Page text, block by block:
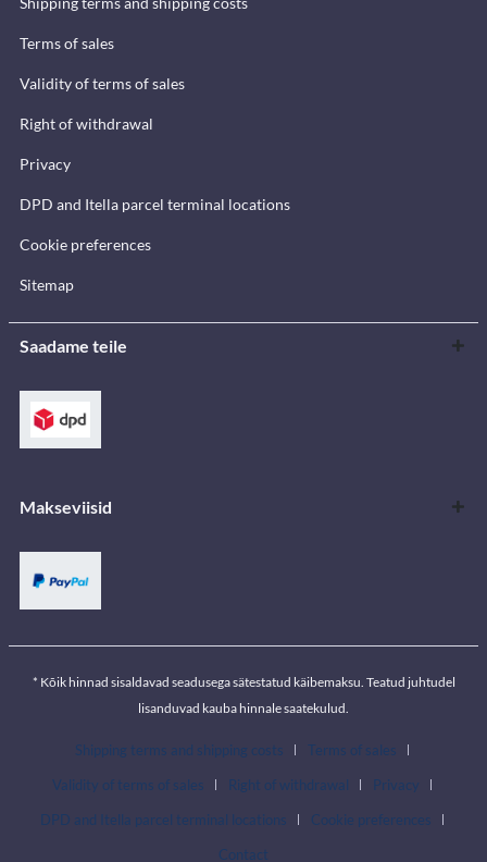
Terms of sales
Validity of terms of sales
Right of withdrawal
Privacy
DPD and Itella parcel terminal locations
Cookie preferences
Sitemap
Saadame teile
Makseviisid
* Kõik hinnad sisaldavad seadusega sätestatud käibemaksu. Teatud juhtudel
lisanduvad kauba hinnale saatekulud.
Shipping terms and shipping costs
Terms of sales
Validity of terms of sales
Right of withdrawal
Privacy
DPD and Itella parcel terminal locations
Cookie preferences
Contact